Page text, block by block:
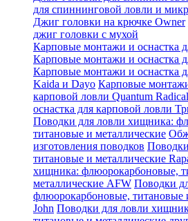
для спиннинговой ловли и
Джиг головки на крючке Owner
джиг головки с мухой
Карповые монтажи и оснастка
Карповые монтажи и оснастка
Карповые монтажи и оснастка
Kaida и Dayo Карповые
карповой ловли Quantum Radical
оснастка для карповой ловли
Поводки для ловли хищника:
титановые и металлические
изготовления поводков
титановые и металлические
хищника: флюорокарбоновые,
металлические AFW Поводки
флюорокарбоновые, титановые
John Поводки для ловли